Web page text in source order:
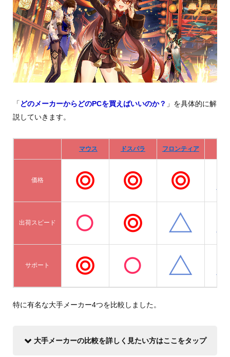
「 どのメーカーからどのPCを買えばいいのか？ 」を具体的に解
説していきます。
マウス ドスパラ フロンティア
価格
出荷スピード
サポート
特に有名な大手メーカー4つを比較しました。
大手メーカーの比較を詳しく見たい方はここをタップ